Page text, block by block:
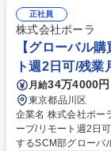
正社員
株式会社ポーラ
【グローバル
ト週2日可/残
月給34万4000
東京都品川区
企業名 株式会社ポーラ 求人名 【グローバル購買】ポーラ・オルビス
ープ/リモート週2日可/残業月10h程度 仕
するSCM部グローバ